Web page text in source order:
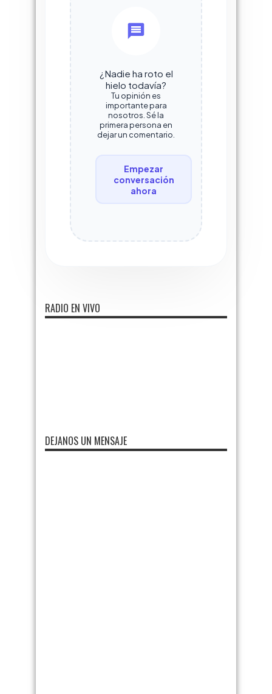
¿Nadie ha roto el
hielo todavía?
Tu opinión es
importante para
nosotros. Sé la
primera persona en
dejar un comentario.
Empezar
conversación
ahora
RADIO EN VIVO
DEJANOS UN MENSAJE